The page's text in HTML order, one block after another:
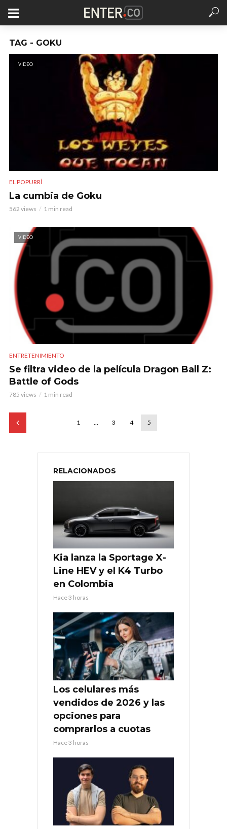
TAG - GOKU
VIDEO
EL POPURRÍ
La cumbia de Goku
562 views 1 min read
VIDEO
ENTRETENIMIENTO
Se filtra video de la película Dragon Ball Z:
Battle of Gods
785 views 1 min read
1 … 3 4 5
RELACIONADOS
Kia lanza la Sportage X-
Line HEV y el K4 Turbo
en Colombia
Hace 3 horas
Los celulares más
vendidos de 2026 y las
opciones para
comprarlos a cuotas
Hace 3 horas